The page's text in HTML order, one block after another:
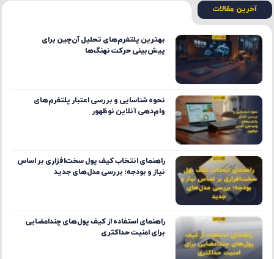
آخرین مقالات
بهترین پلتفرم‌های تحلیل آن‌چین برای
پیش‌بینی حرکت نهنگ‌ها
نحوه شناسایی و بررسی اعتبار پلتفرم‌های
وام‌دهی آنلاین نوظهور
راهنمای انتخاب کیف پول سخت‌افزاری بر اساس
نیاز و بودجه؛ بررسی مدل‌های جدید
راهنمای استفاده از کیف پول‌های چندامضایی
برای امنیت حداکثری